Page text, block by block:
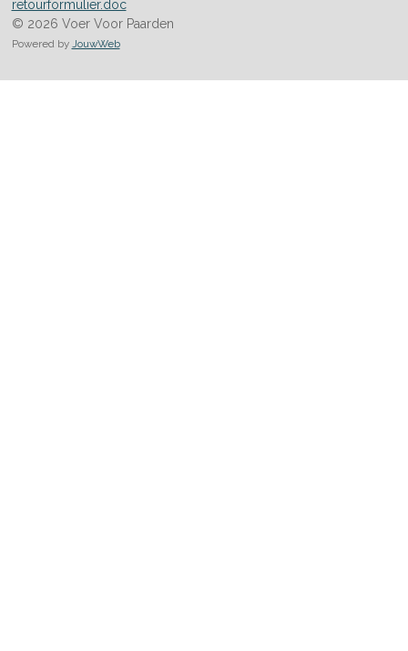
retourformulier.doc
© 2026 Voer Voor Paarden
Powered by JouwWeb